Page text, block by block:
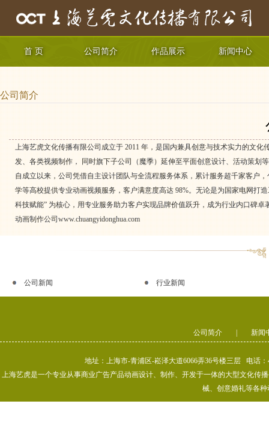
首 页 公司简介 作品展示 新闻中心
公司简介
上海艺虎文化传播有限公司成立于 2011 年，是国内兼具创意与技术实力的文
发、各类视频制作， 同时旗下子公司（魔季）延伸至平面创意设计、活动策划
自成立以来，公司凭借自主设计团队与全流程服务体系，累计服务超千家客户
学等高校提供专业动画视频服务，客户满意度高达 98%。无论是为国家电网打
科技赋能” 为核心，用专业服务助力客户实现品牌价值跃升，成为行业内口碑卓
动画制作公司www.chuangyidonghua.com
公司新闻 行业新闻
公司简介 新闻
地址：上海市-青浦区-崧泽大道6066弄36号楼三层 电话
上海艺虎是一个专业从事商业广告产品动画设计、制作、开发于一体的大型文化传
械、创意婚礼等各